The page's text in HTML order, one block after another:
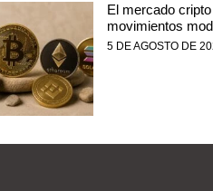
El mercado
movimientos
5 DE AGOSTO DE